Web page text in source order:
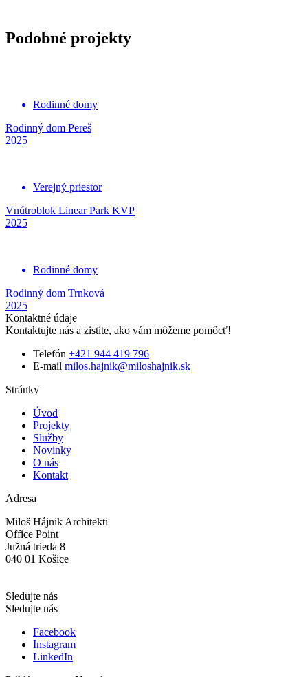
Podobné projekty
Rodinné domy
Rodinný dom Pereš
2025
Verejný priestor
Vnútroblok Linear Park KVP
2025
Rodinné domy
Rodinný dom Trnková
2025
Kontaktné údaje
Kontaktujte nás a zistite, ako vám môžeme pomôcť!
Telefón +421 944 419 796
E-mail milos.hajnik@miloshajnik.sk
Stránky
Úvod
Projekty
Služby
Novinky
O nás
Kontakt
Adresa
Miloš Hájnik Architekti
Office Point
Južná trieda 8
040 01 Košice
Sledujte nás
Sledujte nás
Facebook
Instagram
LinkedIn